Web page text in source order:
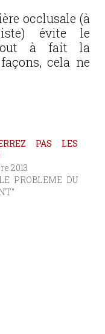
occlusale (à
évite le
à fait la
cela ne
PAS LES
2013
PROBLEME DU